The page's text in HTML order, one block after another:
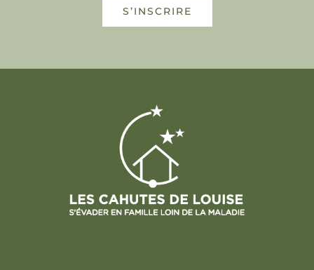
S’INSCRIRE